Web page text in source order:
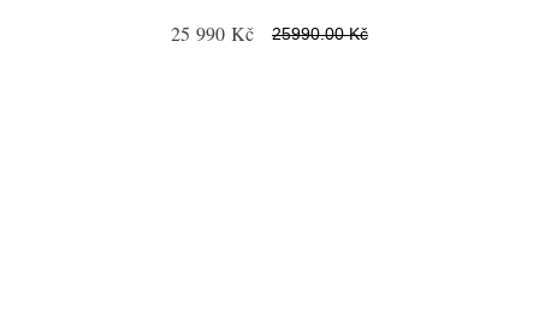
25 990 Kč 25990.00 Kč